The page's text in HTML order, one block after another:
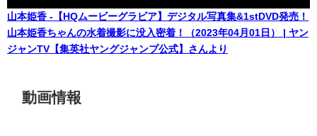
山本姫香 -【HQムービーグラビア】デジタル写真集&1stDVD発売！
山本姫香ちゃんの水着撮影に没入密着！（2023年04月01日） | ヤン
ジャンTV【集英社ヤングジャンプ公式】さんより
動画情報